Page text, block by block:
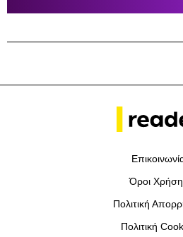
Όροι
Πολιτική
Πολιτική